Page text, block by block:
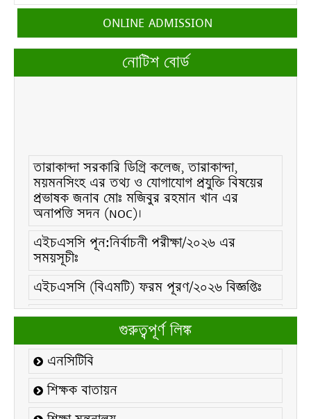
ONLINE ADMISSION
নোটিশ বোর্ড
তারাকান্দা সরকারি ডিগ্রি কলেজ, তারাকান্দা,
ময়মনসিংহ এর তথ্য ও যোগাযোগ প্রযুক্তি বিষয়ের
প্রভাষক জনাব মোঃ মজিবুর রহমান খান এর
অনাপত্তি সদন (NOC)।
এইচএসসি পূন:নির্বাচনী পরীক্ষা/২০২৬ এর
সময়সূচীঃ
এইচএসসি (বিএমটি) ফরম পূরণ/২০২৬ বিজ্ঞপ্তিঃ
এইচএসসি ফরম/২০২৬ পূরণ বিজ্ঞপ্তিঃ
২১ ফেব্রুয়ারি/২০২৬ ইং তারিখে “শহিদ দিবস ও
আন্তর্জাতিক মাতৃভাষা দিবস-২০২৬ উদযাপন
উপলক্ষ্যে নোটিশঃ
কলেজ বন্ধ সংক্রান্ত নোটিশঃ
গুরুত্বপূর্ণ লিঙ্ক
এনসিটিবি
শিক্ষক বাতায়ন